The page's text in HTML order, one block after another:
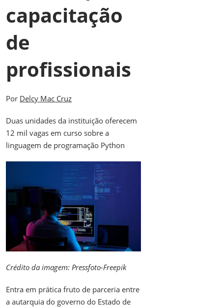
capacitação
de
profissionais
Por Delcy Mac Cruz
Duas unidades da instituição oferecem
12 mil vagas em curso sobre a
linguagem de programação Python
Crédito da imagem: Pressfoto-Freepik
Entra em prática fruto de parceria entre
a autarquia do governo do Estado de